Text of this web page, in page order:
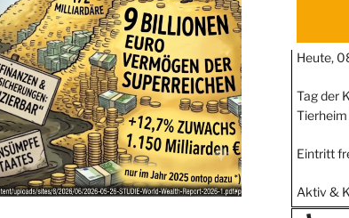
Heute,
Tag der
Eintritt
Aktiv &